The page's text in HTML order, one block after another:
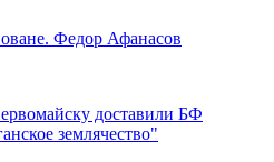
Федор Афанасов
доставили БФ
землячество"